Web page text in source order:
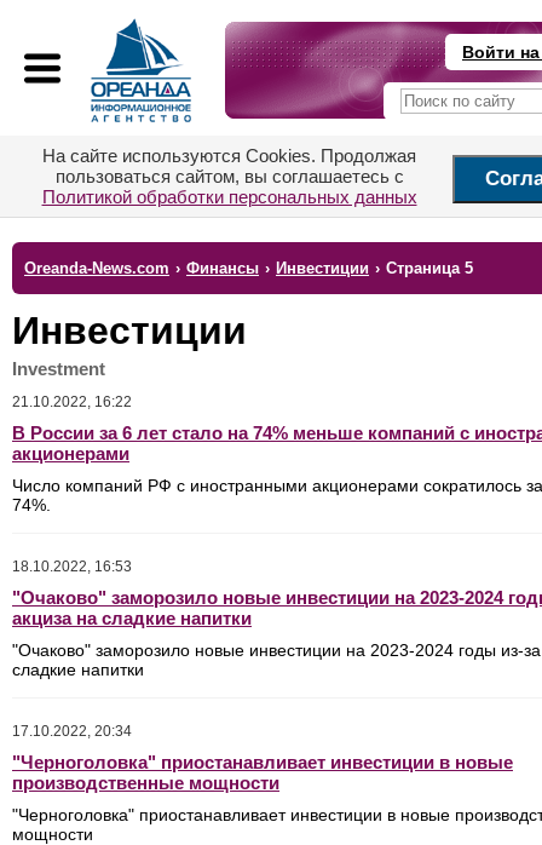
Войти
На сайте используются Cookies. Продолжая
пользоваться сайтом, вы соглашаетесь с
Политикой обработки персональных данных
Oreanda-News.com › Финансы › Инвестиции › Страница 5
Инвестиции
Investment
21.10.2022, 16:22
В России за 6 лет стало на 74% меньше компаний с
акционерами
Число компаний РФ с иностранными акционерами сократилось
74%.
18.10.2022, 16:53
"Очаково" заморозило новые инвестиции на 2023-2024
акциза на сладкие напитки
"Очаково" заморозило новые инвестиции на 2023-2024 годы из-
сладкие напитки
17.10.2022, 20:34
"Черноголовка" приостанавливает инвестиции в новые
производственные мощности
"Черноголовка" приостанавливает инвестиции в новые
мощности